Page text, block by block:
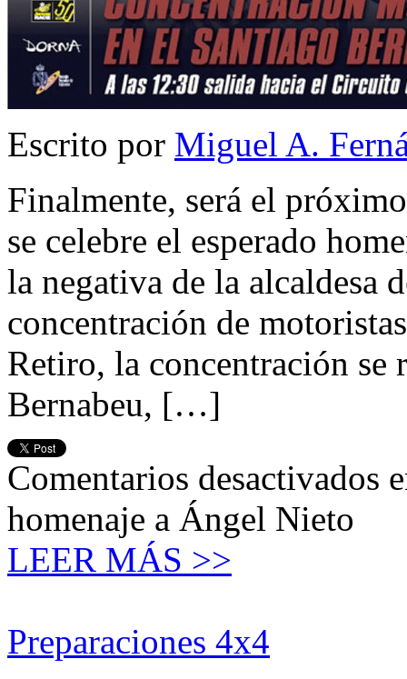
Escrito por Miguel A.
Finalmente, será el
se celebre el esperado
la negativa de la alcaldesa
concentración de
Retiro, la concentración se
Bernabeu, […]
Comentarios desactivados
homenaje a Ángel Nieto
LEER MÁS >>
Preparaciones 4x4